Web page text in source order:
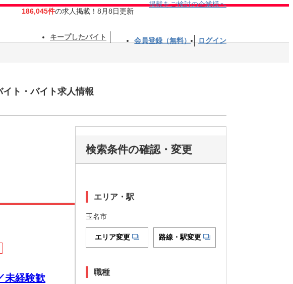
186,045件の求人掲載！8月8日更新
掲載をご検討の企業様へ
キープしたバイト 会員登録（無料） ログイン
イト・バイト求人情報
未経験歓
検索条件の確認・変更
エリア・駅
玉名市
エリア変更 路線・駅変更
職種